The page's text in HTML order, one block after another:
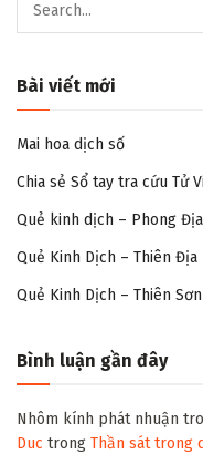
Bài viết mới
Mai hoa dịch số
Chia sẻ Sổ tay tra cứu Tử Vi
Quẻ kinh dịch – Phong
Quẻ Kinh Dịch – Thiên Địa
Quẻ Kinh Dịch – Thiên
Bình luận gần đây
Nhôm kính phát nhuận
Duc trong Thần sát trong